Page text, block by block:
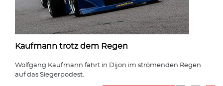
Kaufmann trotz dem Regen
Wolfgang Kaufmann fährt in Dijon im strömenden Regen
auf das Siegerpodest.